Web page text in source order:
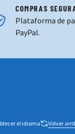
COMPRAS
Plataforma de
PayPal.
el idioma Volver